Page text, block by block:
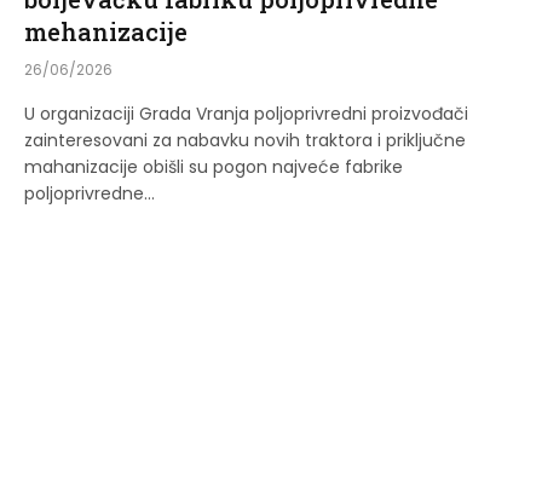
mehanizacije
26/06/2026
U organizaciji Grada Vranja poljoprivredni proizvođači
zainteresovani za nabavku novih traktora i priključne
mahanizacije obišli su pogon najveće fabrike
poljoprivredne…